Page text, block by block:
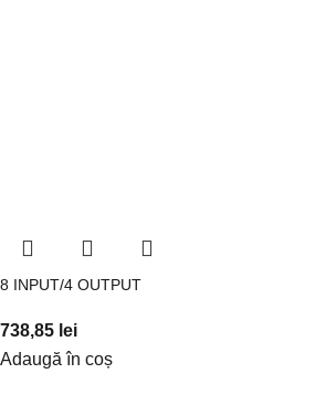
8 INPUT/4 OUTPUT
738,85 lei
Adaugă în coș